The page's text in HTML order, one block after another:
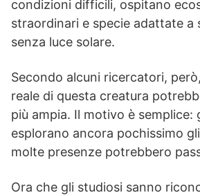
condizioni difficili, ospitano
straordinari e specie adattate a
senza luce solare.
Secondo alcuni ricercatori,
reale di questa creatura
più ampia. Il motivo è semplice:
esplorano ancora pochissimo
molte presenze potrebbero
Ora che gli studiosi sanno